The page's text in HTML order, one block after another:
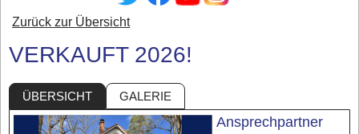
Zurück zur Übersicht
VERKAUFT 2026!
ÜBERSICHT
GALERIE
Ansprechpartner